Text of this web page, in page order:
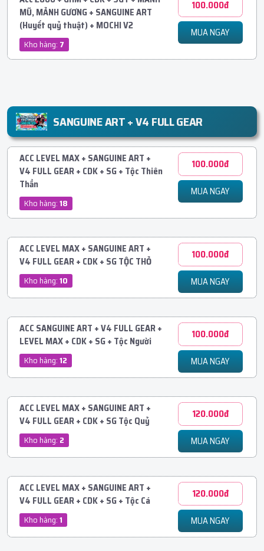
MŨ, MẢNH GƯƠNG + SANGUINE ART
(Huyết quỷ thuật) + MOCHI V2
Kho hàng: 7
100.000đ
MUA NGAY
SANGUINE ART + V4 FULL GEAR
ACC LEVEL MAX + SANGUINE ART +
V4 FULL GEAR + CDK + SG + Tộc Thiên
Thần
Kho hàng:18
100.000đ
MUA NGAY
ACC LEVEL MAX + SANGUINE ART +
V4 FULL GEAR + CDK + SG TỘC THỎ
Kho hàng:10
100.000đ
MUA NGAY
ACC SANGUINE ART + V4 FULL GEAR +
LEVEL MAX + CDK + SG + Tộc Người
Kho hàng:12
100.000đ
MUA NGAY
ACC LEVEL MAX + SANGUINE ART +
V4 FULL GEAR + CDK + SG Tộc Quỷ
Kho hàng: 2
120.000đ
MUA NGAY
ACC LEVEL MAX + SANGUINE ART +
V4 FULL GEAR + CDK + SG + Tộc Cá
Kho hàng:1
120.000đ
MUA NGAY